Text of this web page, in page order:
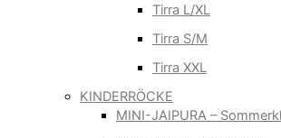
Tirra L/XL
Tirra S/M
Tirra XXL
KINDERRÖCKE
MINI-JAIPURA –